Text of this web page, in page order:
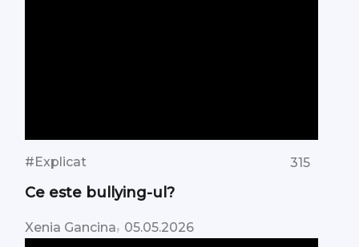
#Explicat 315
Ce este bullying-ul?
Xenia Gancina, 05.05.2026